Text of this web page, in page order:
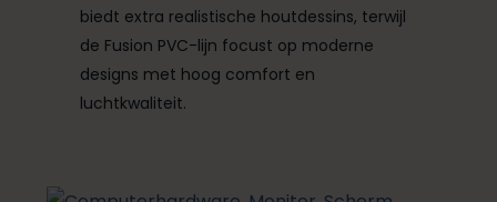
biedt extra realistische houtdessins, terwijl
de Fusion PVC-lijn focust op moderne
designs met hoog comfort en
luchtkwaliteit.